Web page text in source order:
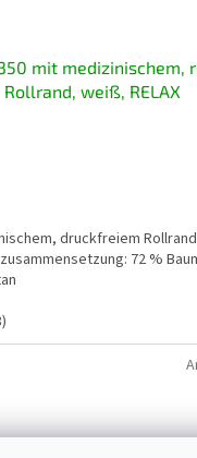
mit medizinischem,
Rollrand, weiß, RELAX
druckfreiem
72 %